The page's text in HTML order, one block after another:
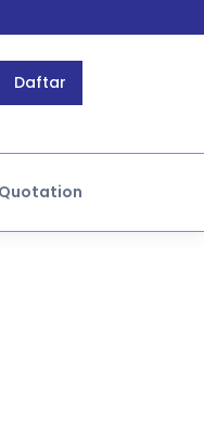
Daftar